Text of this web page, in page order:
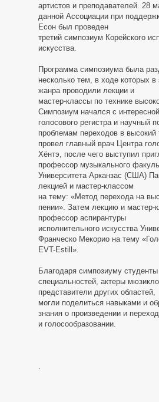
Новости
заметки
артистов и преподавателей. 28
данной Ассоциации при
Есон был проведен
третий симпозиум Корейского
искусства.
Программа симпозиума была
несколько тем, в ходе которых в
жанра проводили лекции и
мастер-классы по технике
Симпозиум начался с
голосового регистра и научный
проблемам переходов в высокий
провел главный врач Центра
Хёнтэ, после чего выступил
профессор музыкального
Университета Арканзас (США)
лекцией и мастер-классом
на тему: «Метод перехода на
пении». Затем лекцию и мастер-
профессор аспирантуры
исполнительного искусства
Франческо Мекорио на тему
EVT-Estill».
Благодаря симпозиуму
специальностей, актеры
представители других областей,
могли поделиться навыками и
знания о произведении и
и голосообразовании.